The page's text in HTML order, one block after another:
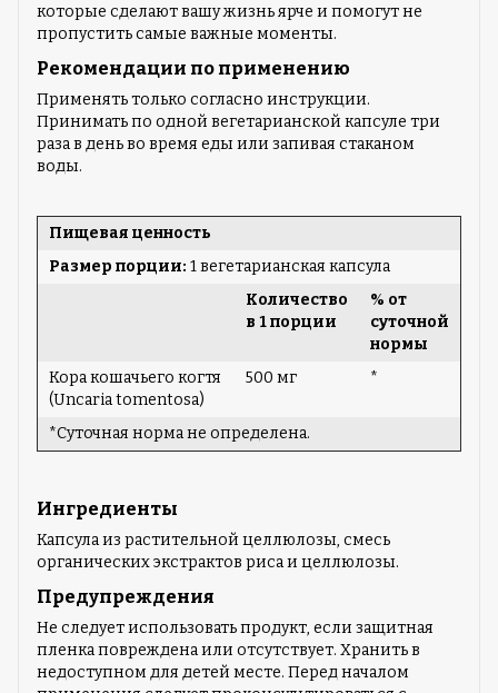
которые сделают вашу жизнь ярче и помогут не
пропустить самые важные моменты.
Рекомендации по применению
Применять только согласно инструкции.
Принимать по одной вегетарианской капсуле три
раза в день во время еды или запивая стаканом
воды.
Пищевая ценность
Размер порции: 1 вегетарианская капсула
Количество
в 1 порции
% от
суточной
нормы
Кора кошачьего когтя
(Uncaria tomentosa)
500 мг *
*Суточная норма не определена.
Ингредиенты
Капсула из растительной целлюлозы, смесь
органических экстрактов риса и целлюлозы.
Предупреждения
Не следует использовать продукт, если защитная
пленка повреждена или отсутствует. Хранить в
недоступном для детей месте. Перед началом